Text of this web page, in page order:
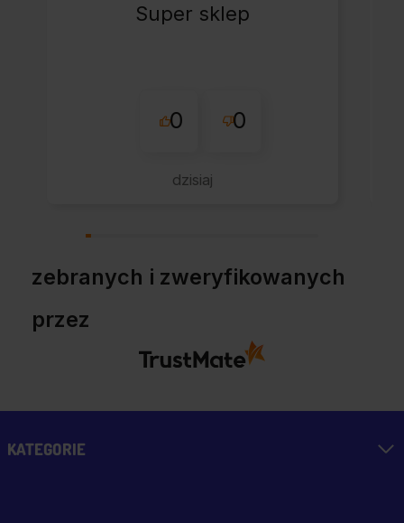
Super sklep
0 0
dzisiaj
zebranych i zweryfikowanych
przez
KATEGORIE